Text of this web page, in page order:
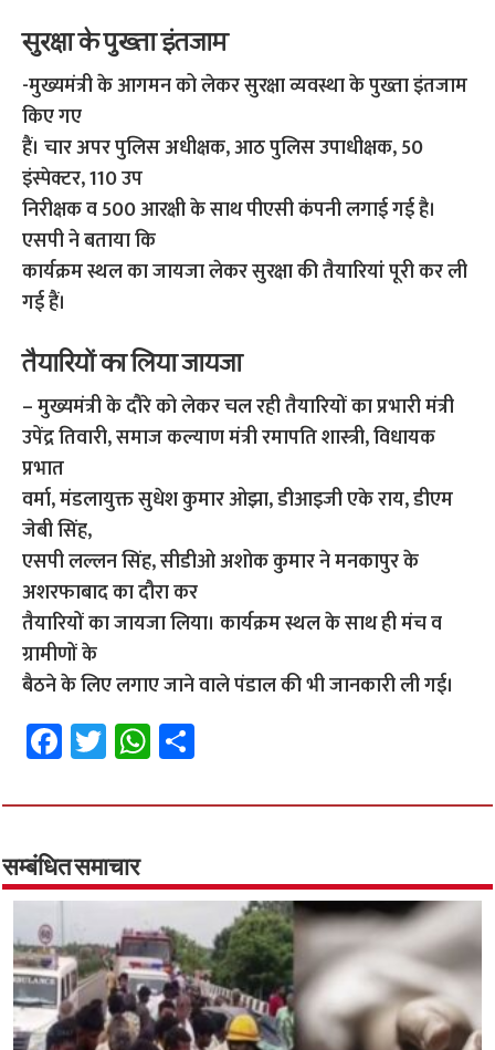
सुरक्षा के पुख्ता इंतजाम
-मुख्यमंत्री के आगमन को लेकर सुरक्षा व्यवस्था के पुख्ता इंतजाम
किए गए
हैं। चार अपर पुलिस अधीक्षक, आठ पुलिस उपाधीक्षक, 50
इंस्पेक्टर, 110 उप
निरीक्षक व 500 आरक्षी के साथ पीएसी कंपनी लगाई गई है।
एसपी ने बताया कि
कार्यक्रम स्थल का जायजा लेकर सुरक्षा की तैयारियां पूरी कर ली
गई हैं।
तैयारियों का लिया जायजा
– मुख्यमंत्री के दौरे को लेकर चल रही तैयारियों का प्रभारी मंत्री
उपेंद्र तिवारी, समाज कल्याण मंत्री रमापति शास्त्री, विधायक
प्रभात
वर्मा, मंडलायुक्त सुधेश कुमार ओझा, डीआइजी एके राय, डीएम
जेबी सिंह,
एसपी लल्लन सिंह, सीडीओ अशोक कुमार ने मनकापुर के
अशरफाबाद का दौरा कर
तैयारियों का जायजा लिया। कार्यक्रम स्थल के साथ ही मंच व
ग्रामीणों के
बैठने के लिए लगाए जाने वाले पंडाल की भी जानकारी ली गई।
Fa
ce
b
o
o
k
T
wi
tt
er
W
h
at
p
p
ar
सम्बंधित समाचार